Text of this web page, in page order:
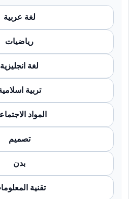
لغة عربية
رياضيات
لغة انجليزية
تربية اسلامية
المواد
تصميم
بدن
تقنية